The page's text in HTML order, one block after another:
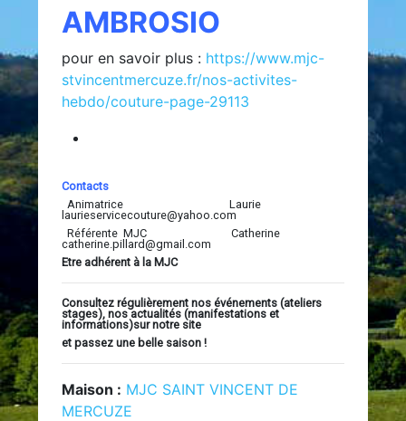
AMBROSIO
pour en savoir plus : https://www.mjc-
stvincentmercuze.fr/nos-activites-
hebdo/couture-page-29113
Contacts
Animatrice Laurie
laurieservicecouture@yahoo.com
Référente MJC Catherine
catherine.pillard@gmail.com
Etre adhérent à la MJC
Consultez régulièrement nos événements (ateliers
stages), nos actualités (manifestations et
informations)sur notre site
et passez une belle saison !
Maison : MJC SAINT VINCENT DE
MERCUZE